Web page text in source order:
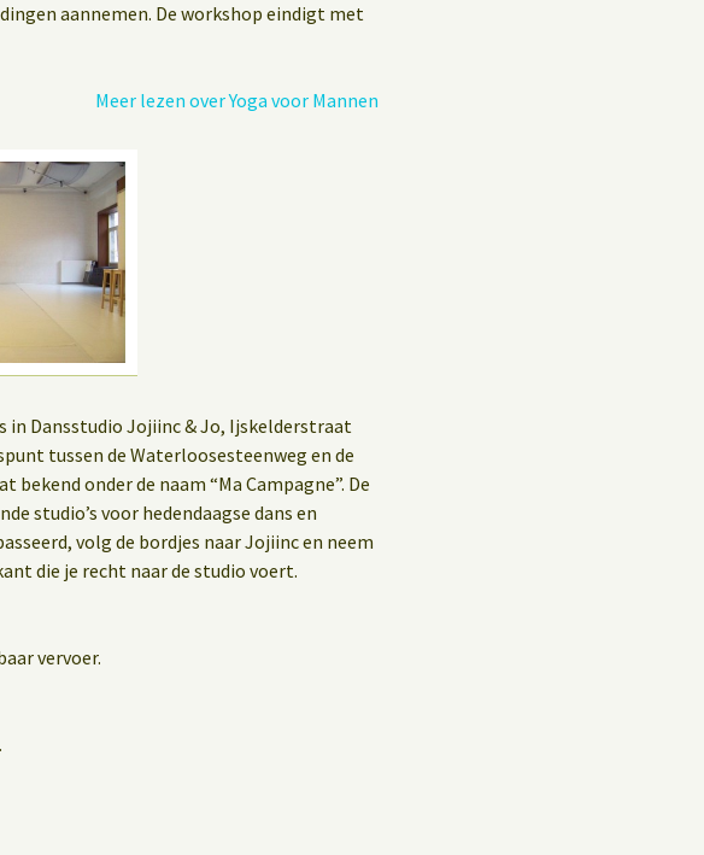
aannemen. De workshop eindigt met
Meer lezen over Yoga voor Mannen
in Dansstudio Jojiinc & Jo, Ijskelderstraat
tussen de Waterloosesteenweg en de
onder de naam “Ma Campagne”. De
studio’s voor hedendaagse dans en
volg de bordjes naar Jojiinc en neem
die je recht naar de studio voert.
vervoer.